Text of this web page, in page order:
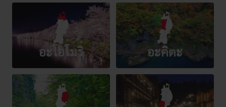
อะโอโมริ อะคิตะ